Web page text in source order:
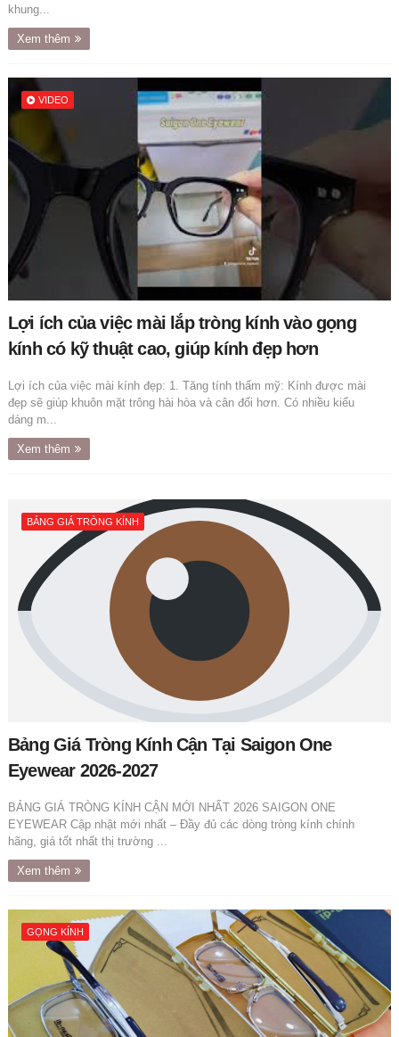
khung...
Xem thêm
VIDEO
Lợi ích của việc mài lắp tròng kính vào gọng
kính có kỹ thuật cao, giúp kính đẹp hơn
Lợi ích của việc mài kính đẹp: 1. Tăng tính thẩm mỹ: Kính được mài
đẹp sẽ giúp khuôn mặt trông hài hòa và cân đối hơn. Có nhiều kiểu
dáng m...
Xem thêm
BẢNG GIÁ TRÒNG KÍNH
Bảng Giá Tròng Kính Cận Tại Saigon One
Eyewear 2026-2027
BẢNG GIÁ TRÒNG KÍNH CẬN MỚI NHẤT 2026 SAIGON ONE
EYEWEAR Cập nhật mới nhất – Đầy đủ các dòng tròng kính chính
hãng, giá tốt nhất thị trường ...
Xem thêm
GỌNG KÍNH